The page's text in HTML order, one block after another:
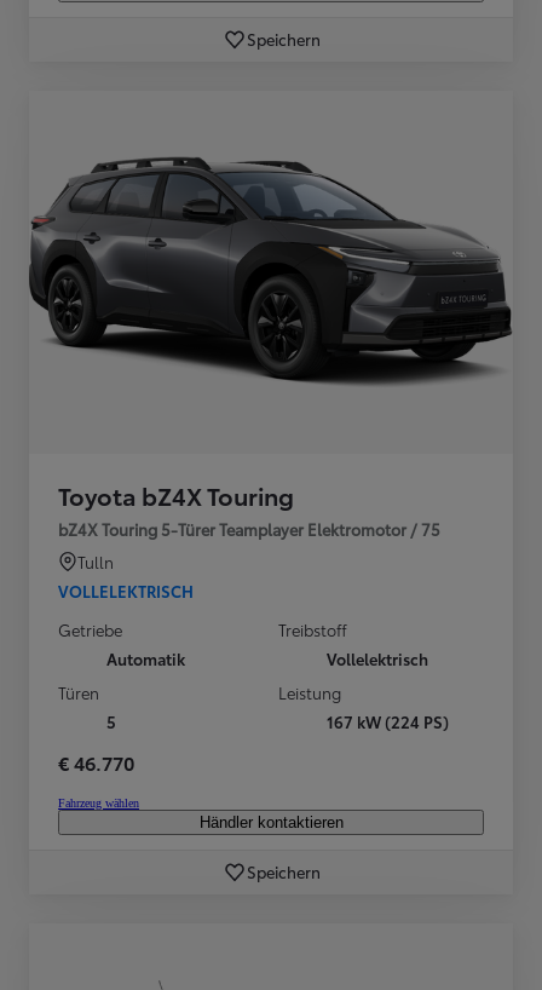
Speichern
Toyota bZ4X Touring
bZ4X Touring 5-Türer Teamplayer Elektromotor / 75
Tulln
VOLLELEKTRISCH
Getriebe
Automatik
Treibstoff
Vollelektrisch
Türen
5
Leistung
167 kW (224 PS)
€ 46.770
Fahrzeug wählen
Händler kontaktieren
Speichern